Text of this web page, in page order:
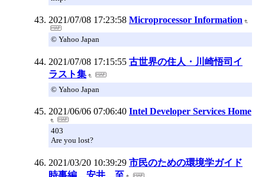
2021/07/08 17:23:58 Microprocessor Information
© Yahoo Japan
2021/07/08 17:15:55 古世界の住人・川崎悟司イ
ラスト集
© Yahoo Japan
2021/06/06 07:06:40 Intel Developer Services Home
403
Are you lost?
2021/03/20 10:39:29 市民のための環境学ガイド
時事編 安井 至